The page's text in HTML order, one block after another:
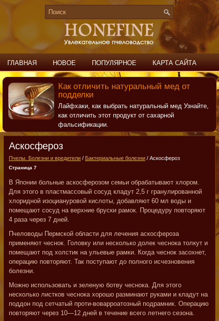
ГЛАВНАЯ НОВОЕ ПОПУЛЯРНОЕ КАРТА САЙТА
ПОИСК КОНТАКТЫ
Как отличить натуральный мед от
подделки
Лайфхаки, как выбрать натуральный мед Узнайте,
как отличить этот продукт от сахарной
фальсификации.
Аскосфероз
Пчелы. Болезни и вредители / Бактериальные болезни / Аскосфероз
Страница 7
В Японии больные аскосферозом семьи обрабатывают хлором.
Для этого в пластмассовый сосуд кладут 2,5 г гранулированной
хлоридной изоциануровой кислоты, добавляют 60 мл воды и
помещают сосуд на верхние бруски рамок. Процедуру повторяют
4 раза через 7 дней.
Пчеловоды Пермской области для лечения аскосфероза
применяют чеснок. Головку или несколько долек чеснока толкут и
помещают под холстик на ульевые рамки. Когда чеснок засохнет,
операцию повторяют. Так поступают до полного исчезновения
болезни.
Можно использовать и зеленую ботву чеснока. Для этого
несколько листков чеснока хорошо разминают руками и кладут на
поддон под сетчатый проти-воварроатозный подрамник. Операцию
повторяют через 10—12 дней в течение всего летнего сезона.